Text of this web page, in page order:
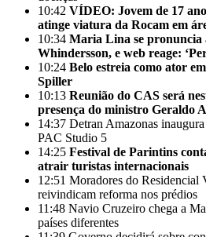
10:42 VÍDEO: Jovem de 17
atinge viatura da Rocam em
10:34 Maria Lina se pronuncia
Whindersson, e web reage:
10:24 Belo estreia como ator
Spiller
10:13 Reunião do CAS será
presença do ministro Geraldo
14:37 Detran Amazonas
PAC Studio 5
14:25 Festival de Parintins
atrair turistas internacionais
12:51 Moradores do Residencial
reivindicam reforma nos prédios
11:48 Navio Cruzeiro chega a
países diferentes